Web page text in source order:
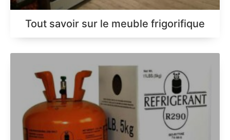
Tout savoir sur le meuble frigorifique